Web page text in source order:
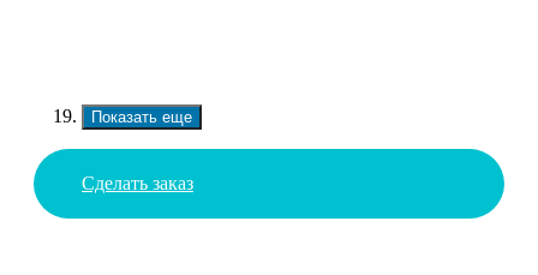
Показать еще
Сделать заказ